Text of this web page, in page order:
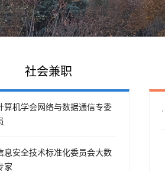
社会兼职
算机学会网络与数据通信专委
息安全技术标准化委员会大数
家
·